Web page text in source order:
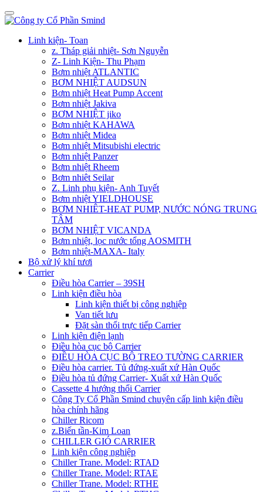
Linh kiện- Toan
z. Tháp giải nhiệt- Sơn Nguyễn
Z- Linh Kiện- Thu Phạm
Bơm nhiệt ATLANTIC
BƠM NHIỆT AUDSUN
Bơm nhiệt Heat Pump Accent
Bơm nhiệt Jakiva
BƠM NHIỆT jiko
Bơm nhiệt KAHAWA
Bơm nhiệt Midea
Bơm nhiệt Mitsubishi electric
Bơm nhiệt Panzer
Bơm nhiệt Rheem
Bơm nhiêt Seilar
Z. Linh phụ kiện- Anh Tuyết
Bơm nhiệt YIELDHOUSE
BƠM NHIÊT-HEAT PUMP, NƯỚC NÓNG TRUNG
TÂM
BƠM NHIỆT VICANDA
Bơm nhiệt, lọc nước tổng AOSMITH
Bơm nhiệt-MAXA- Italy
Bộ xử lý khí tươi
Carrier
Điều hòa Carrier – 39SH
Linh kiện điều hòa
Linh kiện thiết bị công nghiệp
Van tiết lưu
Đặt sàn thổi trực tiếp Carrier
Linh kiện điện lạnh
Điều hòa cục bộ Carrier
ĐIỀU HÒA CỤC BỘ TREO TƯỜNG CARRIER
Điều hòa carrier. Tủ đứng-xuất xứ Hàn Quốc
Điều hòa tủ đứng Carrier- Xuất xứ Hàn Quốc
Cassette 4 hướng thổi Carrier
Công Ty Cổ Phần Smind chuyên cấp linh kiện điều
hòa chính hãng
Chiller Ricom
z.Biến tần-Kim Loan
CHILLER GIÓ CARRIER
Linh kiện công nghiệp
Chiller Trane. Model: RTAD
Chiller Trane. Model: RTAE
Chiller Trane. Model: RTHE